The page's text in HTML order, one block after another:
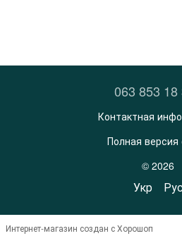
063 853 18
Контактная
Полная версия
© 2026
Укр Рус
Интернет-магазин создан с Хорошоп